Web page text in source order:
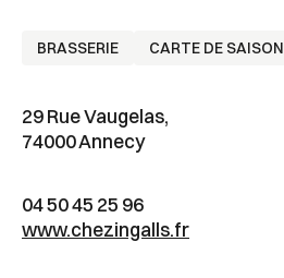
BRASSERIE CARTE DE SAISON
29 Rue Vaugelas,
74000 Annecy
04 50 45 25 96
www.chezingalls.fr